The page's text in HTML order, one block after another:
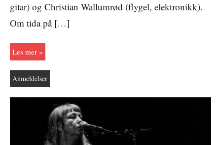
gitar) og Christian Wallumrød (flygel, elektronikk).
Om tida på […]
Les mer
Anmeldelser